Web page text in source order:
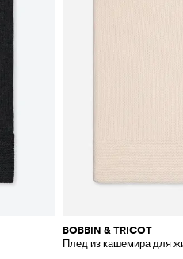
BOBBIN & TRICOT
Плед из кашемира для